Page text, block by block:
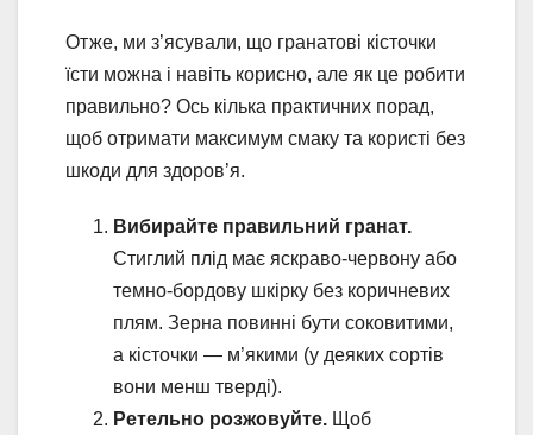
Отже, ми з’ясували, що гранатові кісточки
їсти можна і навіть корисно, але як це робити
правильно? Ось кілька практичних порад,
щоб отримати максимум смаку та користі без
шкоди для здоров’я.
Вибирайте правильний гранат.
Стиглий плід має яскраво-червону або
темно-бордову шкірку без коричневих
плям. Зерна повинні бути соковитими,
а кісточки — м’якими (у деяких сортів
вони менш тверді).
Ретельно розжовуйте. Щоб